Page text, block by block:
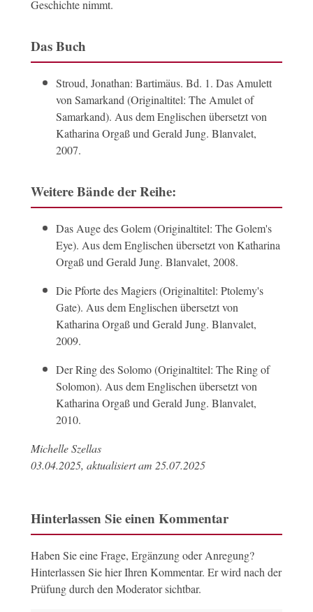
Geschichte nimmt.
Das Buch
Stroud, Jonathan: Bartimäus. Bd. 1. Das Amulett
von Samarkand (Originaltitel: The Amulet of
Samarkand). Aus dem Englischen übersetzt von
Katharina Orgaß und Gerald Jung. Blanvalet,
2007.
Weitere Bände der Reihe:
Das Auge des Golem (Originaltitel: The Golem's
Eye). Aus dem Englischen übersetzt von Katharina
Orgaß und Gerald Jung. Blanvalet, 2008.
Die Pforte des Magiers (Originaltitel: Ptolemy's
Gate). Aus dem Englischen übersetzt von
Katharina Orgaß und Gerald Jung. Blanvalet,
2009.
Der Ring des Solomo (Originaltitel: The Ring of
Solomon). Aus dem Englischen übersetzt von
Katharina Orgaß und Gerald Jung. Blanvalet,
2010.
Michelle Szellas
03.04.2025, aktualisiert am 25.07.2025
Hinterlassen Sie einen Kommentar
Haben Sie eine Frage, Ergänzung oder Anregung?
Hinterlassen Sie hier Ihren Kommentar. Er wird nach der
Prüfung durch den Moderator sichtbar.